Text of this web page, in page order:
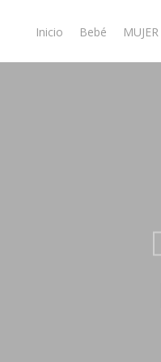
Inicio Bebé MUJER